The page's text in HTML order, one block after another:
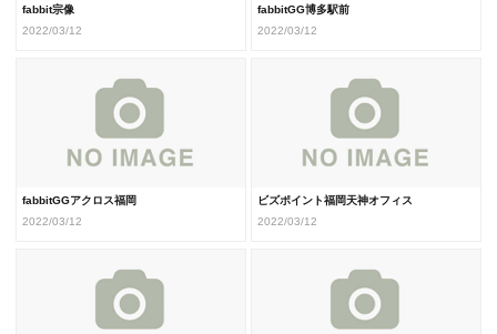
fabbit宗像
2022/03/12
fabbitGG博多駅前
2022/03/12
fabbitGGアクロス福岡
2022/03/12
ビズポイント福岡天神オフィス
2022/03/12